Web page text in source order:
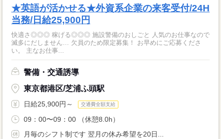
★英語が活かせる★外資系企業の来客受付/24H
当務/日給25,900円
快適さ◎◎◎ 稼げる◎◎◎ 施設警備のおしごと 人気のお仕事なので
滅多にだしません… 欠員のため限定募集！ お早めにご応募くださ
い。 主なお仕事...
警備・交通誘導
東京都港区/芝浦ふ頭駅
日給25,900円～ 交通費全額支給
09：00〜09：00 （休憩8.0h）
月毎のシフト制です 翌月の休み希望を20日...